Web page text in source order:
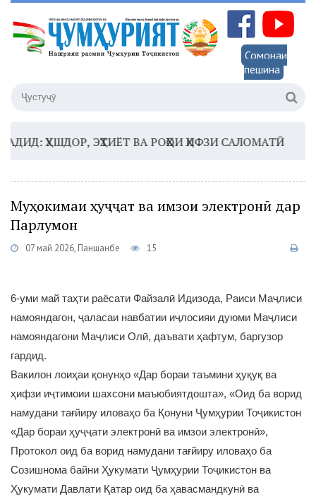
Сомонаи
пешина
ҲУШДОР, ЭҲТИЁТ ВА РОҲҲОИ ҲИФЗИ САЛОМАТӢ
Муҳокимаи ҳуҷҷат ва имзои электронӣ дар
Парлумон
07 май 2026, Панҷшанбе 15
6-уми май таҳти раёсати Файзалӣ Идизода, Раиси Маҷлиси
намояндагон, ҷаласаи навбатии иҷлосияи дуюми Маҷлиси
намояндагони Маҷлиси Олӣ, даъвати ҳафтум, баргузор
гардид.
Вакилон лоиҳаи қонунҳо «Дар бораи таъмини ҳуқуқ ва
ҳифзи иҷтимоии шахсони маъюбиятдошта», «Оид ба ворид
намудани тағйиру иловаҳо ба Қонуни Ҷумҳурии Тоҷикистон
«Дар бораи ҳуҷҷати электронӣ ва имзои электронӣ»,
Протокол оид ба ворид намудани тағйиру иловаҳо ба
Созишнома байни Ҳукумати Ҷумҳурии Тоҷикистон ва
Ҳукумати Давлати Қатар оид ба ҳавасмандкунӣ ва